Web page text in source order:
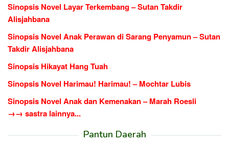
Sinopsis Novel Layar Terkembang – Sutan Takdir
Alisjahbana
Sinopsis Novel Anak Perawan di Sarang Penyamun – Sutan
Takdir Alisjahbana
Sinopsis Hikayat Hang Tuah
Sinopsis Novel Harimau! Harimau! – Mochtar Lubis
Sinopsis Novel Anak dan Kemenakan – Marah Roesli
→→ sastra lainnya...
Pantun Daerah